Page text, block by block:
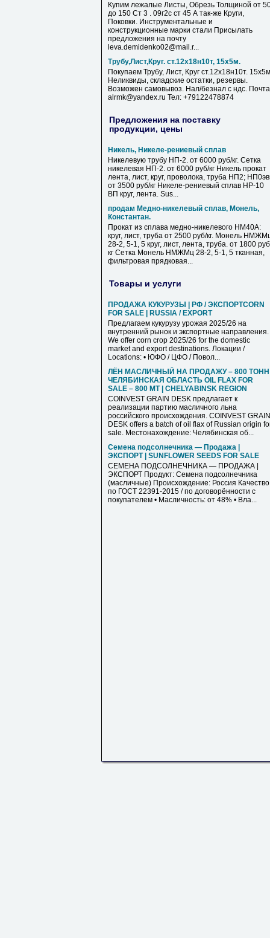
Купим лежалые Листы, Обрезь Толщиной от
до 150 Ст 3 . 09г2с ст 45 А так-же Круги,
Поковки. Инструментальные и
конструкционные марки стали Присылать
предложения на почту
leva.demidenko02@mail.r...
Трубу,Лист,Круг. ст.12х18н10т, 15х5м.
Покупаем Трубу, Лист, Круг ст.12х18н10т.
Неликвиды, складские остатки, резервы.
Возможен самовывоз. Нал/безнал с ндс.
alrmk@yandex.ru Тел: +79122478874
Предложения на поставку
продукции, цены
Никель, Никеле-рениевый сплав
Никелевую трубу НП-2. от 6000 руб/кг. Сетка
никелевая НП-2. от 6000 руб/кг Никель прокат
лента, лист, круг, проволока, труба НП2;
от 3500 руб/кг Никеле-рениевый сплав НР-10
ВП круг, лента. Sus...
продам Медно-никелевый сплав, Монель,
Константан.
Прокат из сплава медно-никелевого НМ40А:
круг, лист, труба от 2500 руб/кг. Монель
28-2, 5-1, 5 круг, лист, лента, труба. от 1800
кг Сетка Монель НМЖМц 28-2, 5-1, 5 тканная,
фильтровая прядковая...
Товары и услуги
ПРОДАЖА КУКУРУЗЫ | РФ / ЭКСПОРТCORN
FOR SALE | RUSSIA / EXPORT
Предлагаем кукурузу урожая 2025/26 на
внутренний рынок и экспортные направления.
We offer corn crop 2025/26 for the domestic
market and export destinations. Локации /
Locations: • ЮФО / ЦФО / Повол...
ЛЁН МАСЛИЧНЫЙ НА ПРОДАЖУ – 800 ТОНН
ЧЕЛЯБИНСКАЯ ОБЛАСТЬ OIL FLAX FOR
SALE – 800 MT | CHELYABINSK REGION
COINVEST GRAIN DESK предлагает к
реализации партию масличного льна
российского происхождения. COINVEST GRAIN
DESK offers a batch of oil flax of Russian origin
sale. Местонахождение: Челябинская об...
Семена подсолнечника — Продажа |
ЭКСПОРТ | SUNFLOWER SEEDS FOR SALE
СЕМЕНА ПОДСОЛНЕЧНИКА — ПРОДАЖА |
ЭКСПОРТ Продукт: Семена подсолнечника
(масличные) Происхождение: Россия
по ГОСТ 22391-2015 / по договорённости с
покупателем • Масличность: от 48% • Вла...